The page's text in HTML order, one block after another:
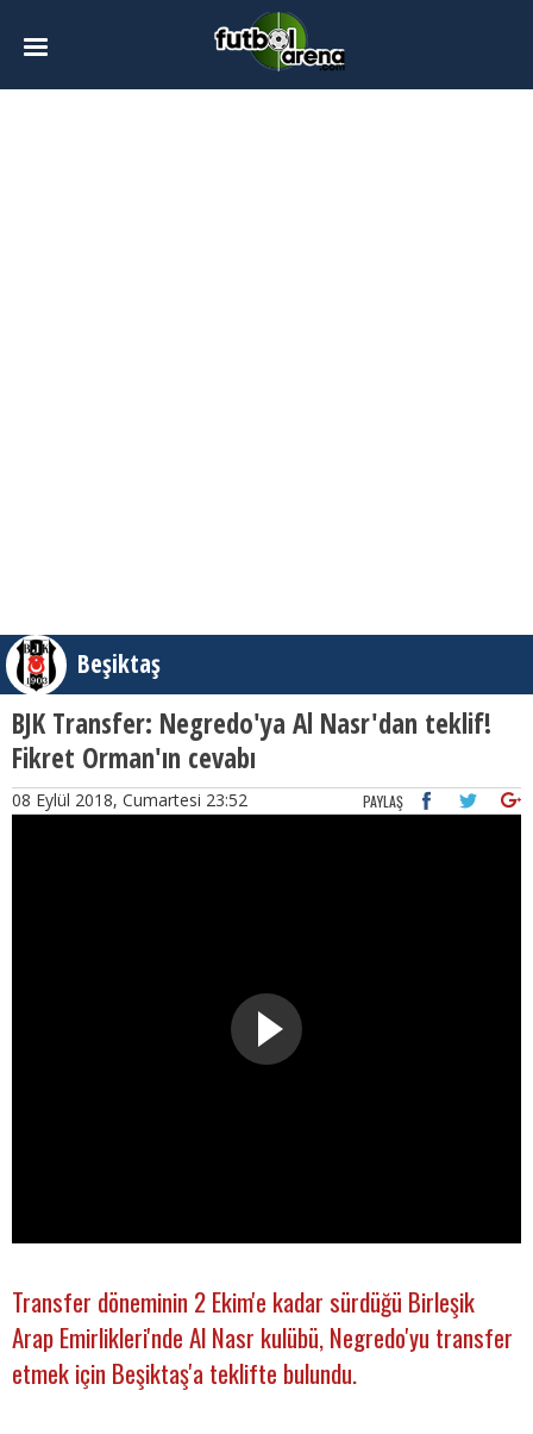
Beşiktaş
BJK Transfer: Negredo'ya Al Nasr'dan teklif!
Fikret Orman'ın cevabı
08 Eylül 2018, Cumartesi 23:52 PAYLAŞ
Transfer döneminin 2 Ekim'e kadar sürdüğü Birleşik
Arap Emirlikleri'nde Al Nasr kulübü, Negredo'yu transfer
etmek için Beşiktaş'a teklifte bulundu.